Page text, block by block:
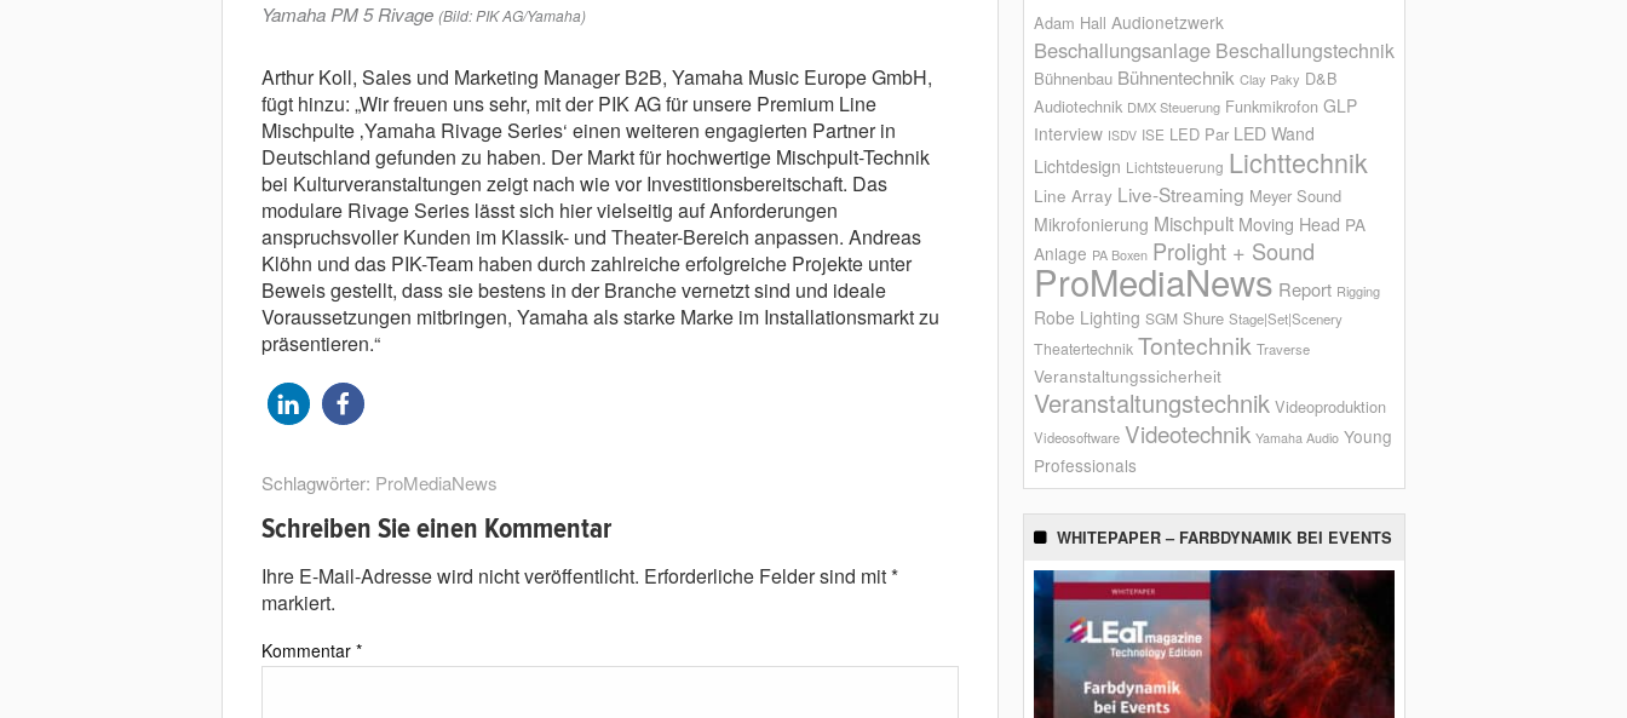
Yamaha PM 5 Rivage (Bild: PIK AG/Yamaha)
Arthur Koll, Sales und Marketing Manager B2B, Yamaha Music Europe GmbH,
fügt hinzu: „Wir freuen uns sehr, mit der PIK AG für unsere Premium Line
Mischpulte ‚Yamaha Rivage Series‘ einen weiteren engagierten Partner in
Deutschland gefunden zu haben. Der Markt für hochwertige Mischpult-Technik
bei Kulturveranstaltungen zeigt nach wie vor Investitionsbereitschaft. Das
modulare Rivage Series lässt sich hier vielseitig auf Anforderungen
anspruchsvoller Kunden im Klassik- und Theater-Bereich anpassen. Andreas
Klöhn und das PIK-Team haben durch zahlreiche erfolgreiche Projekte unter
Beweis gestellt, dass sie bestens in der Branche vernetzt sind und ideale
Voraussetzungen mitbringen, Yamaha als starke Marke im Installationsmarkt zu
präsentieren.“
Schlagwörter: ProMediaNews
Schreiben Sie einen Kommentar
Ihre E-Mail-Adresse wird nicht veröffentlicht. Erforderliche Felder sind mit*
markiert.
Kommentar *
Adam Hall Audionetzwerk
Beschallungsanlage Beschallungstechnik
Bühnenbau Bühnentechnik Clay Paky D&B
Audiotechnik DMX Steuerung Funkmikrofon GLP
Interview ISDV ISE LED Par LED Wand
Lichtdesign Lichtsteuerung Lichttechnik
Line Array Live-Streaming Meyer Sound
Mikrofonierung Mischpult Moving Head PA
Anlage PA Boxen Prolight + Sound
ProMediaNews Report Rigging
Robe Lighting SGM Shure Stage|Set|Scenery
Theatertechnik Tontechnik Traverse
Veranstaltungssicherheit
Veranstaltungstechnik Videoproduktion
Videosoftware Videotechnik Yamaha Audio Young
Professionals
WHITEPAPER – FARBDYNAMIK BEI EVENTS